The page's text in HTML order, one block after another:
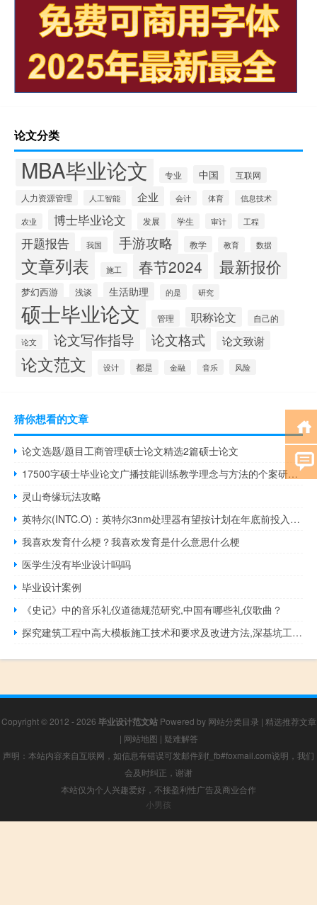
论文分类
MBA毕业论文 专业 中国
互联网
人力资源管理
人工智能 企业 会计 体育 信息技术
农业 博士毕业论文 发展 学生 审计 工程
开题报告 我国 手游攻略 教学 教育 数据
文章列表 施工 春节2024 最新报价
梦幻西游 浅谈 生活助理 的是 研究
硕士毕业论文 管理 职称论文 自己的
论文 论文写作指导 论文格式 论文致谢
论文范文 设计 都是 金融 音乐 风险
猜你想看的文章
论文选题/题目工商管理硕士论文精选2篇硕士论文
17500字硕士毕业论文广播技能训练教学理念与方法的个案研究——以央视“24小时”栏目为例
灵山奇缘玩法攻略
英特尔(INTC.O)：英特尔3nm处理器有望按计划在年底前投入使用
我喜欢发育什么梗？我喜欢发育是什么意思什么梗
医学生没有毕业设计吗吗
毕业设计案例
《史记》中的音乐礼仪道德规范研究,中国有哪些礼仪歌曲？
探究建筑工程中高大模板施工技术和要求及改进方法,深基坑工程、地下开挖工程、高大模板工程，30m及以上...
Copyright © 2012 - 2026 毕业设计范文站Powered by 网站分类目录 | 精选推荐文章
| 网站地图 | 疑难解答
声明：本站内容来自互联网，如信息有错误可发邮件到f_fb#foxmail.com说明，我们
会及时纠正，谢谢
本站仅为个人兴趣爱好，不接盈利性广告及商业合作
小男孩